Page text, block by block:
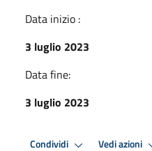
Data inizio :
3 luglio 2023
Data fine:
3 luglio 2023
Condividi Vedi azioni